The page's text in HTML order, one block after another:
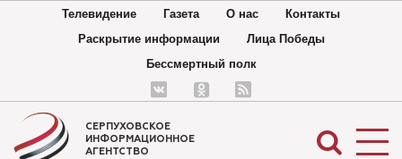
Телевидение Газета О нас
Контакты
Раскрытие информации
Лица Победы
Бессмертный полк
СЕРПУХОВСКОЕ
ИНФОРМАЦИОННОЕ
АГЕНТСТВО